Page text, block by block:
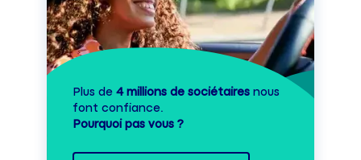
Plus de 4 millions de sociétaires nous
font confiance.
Pourquoi pas vous ?